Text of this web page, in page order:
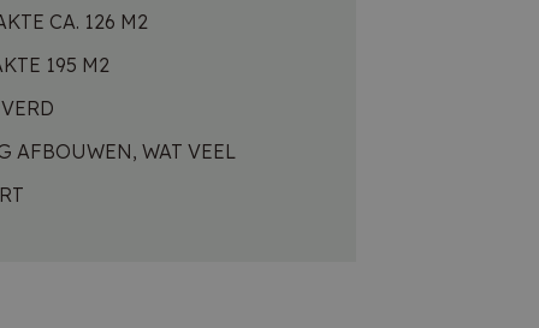
CA. 126 M2
195 M2
AFBOUWEN, WAT VEEL
strikt
geleverd